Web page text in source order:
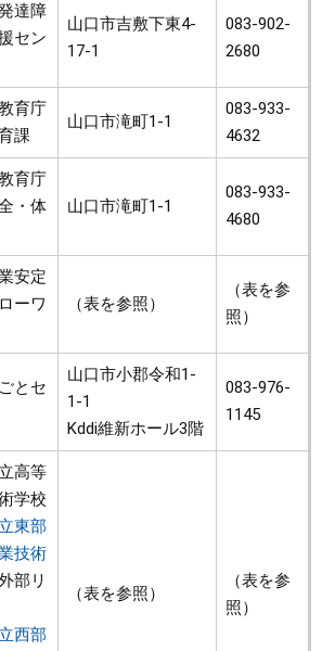
達障
セン
山口市吉敷下東4-
17-1
083-902-
2680
育庁
課
山口市滝町1-1
083-933-
4632
育庁
・体
山口市滝町1-1
083-933-
4680
安定
ーワ
（表を参照）
（表を参
照）
とセ
山口市小郡令和1-
1-1
Kddi維新ホール3階
083-976-
1145
高等
学校
東部
技術
部リ
西部
（表を参照）
（表を参
照）